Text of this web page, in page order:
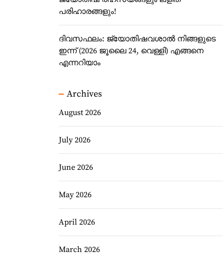
പരിഹാരങ്ങളും!
ദിവസഫലം: ജ്യോതിഷവശാൽ നിങ്ങളുടെ
ഇന്ന്‌ (2026 ജൂലൈ 24, വെള്ളി) എങ്ങനെ
എന്നറിയാം
Archives
August 2026
July 2026
June 2026
May 2026
April 2026
March 2026